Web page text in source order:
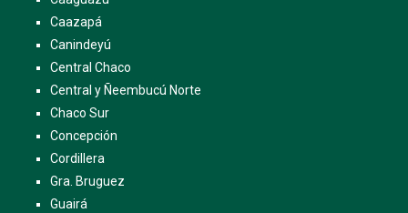
Caazapá
Canindeyú
Central Chaco
Central y Ñeembucú Norte
Chaco Sur
Concepción
Cordillera
Gra. Bruguez
Guairá